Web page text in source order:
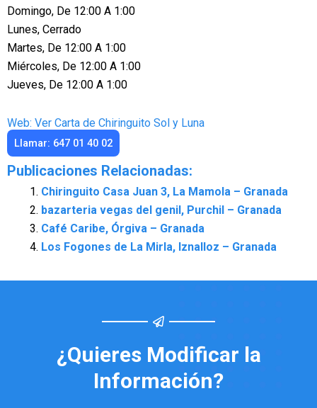
Domingo, De 12:00 A 1:00
Lunes, Cerrado
Martes, De 12:00 A 1:00
Miércoles, De 12:00 A 1:00
Jueves, De 12:00 A 1:00
Web: Ver Carta de Chiringuito Sol y Luna
Llamar: 647 01 40 02
Publicaciones Relacionadas:
Chiringuito Casa Juan 3, La Mamola – Granada
bazarteria vegas del genil, Purchil – Granada
Café Caribe, Órgiva – Granada
Los Fogones de La Mirla, Iznalloz – Granada
¿Quieres Modificar la
Información?